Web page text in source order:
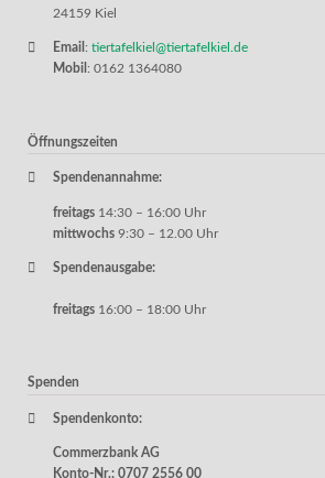
24159 Kiel
Email : tiertafelkiel@tiertafelkiel.de
Mobil : 0162 1364080
Öffnungszeiten
Spendenannahme:
freitags 14:30 – 16:00 Uhr
mittwochs 9:30 – 12.00 Uhr
Spendenausgabe:
freitags 16:00 – 18:00 Uhr
Spenden
Spendenkonto:
Commerzbank AG
Konto-Nr.: 0707 2556 00